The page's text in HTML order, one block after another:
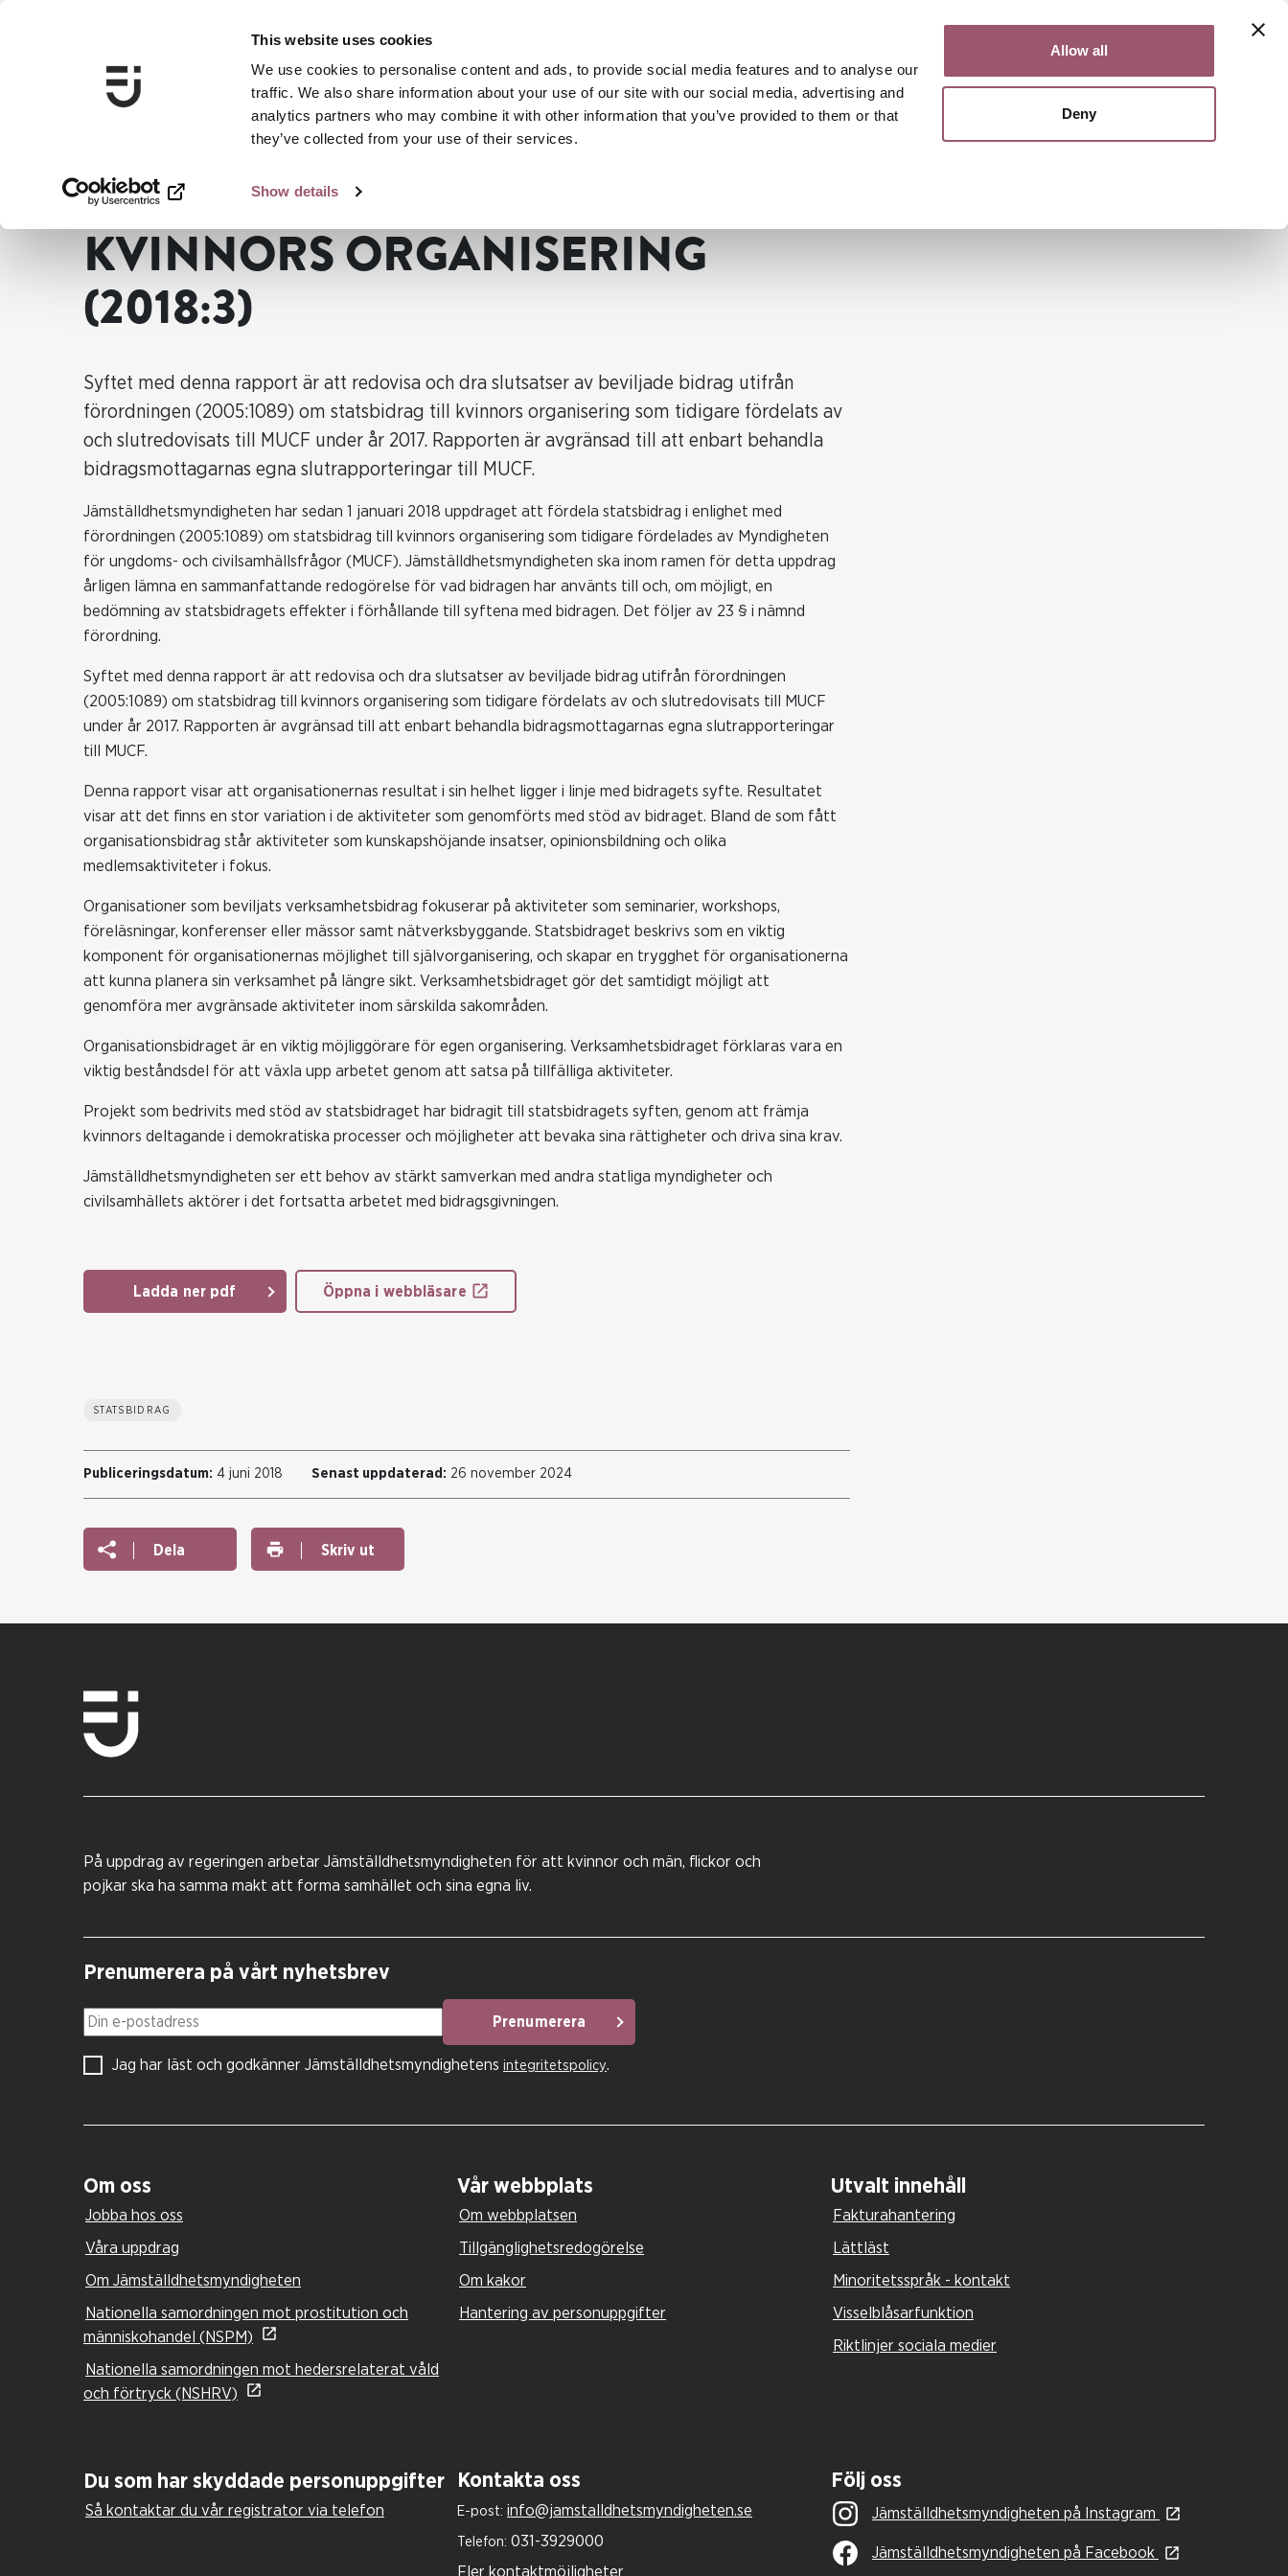
This website uses cookies
We use cookies to personalise content and ads, to provide social media features and to analyse our
traffic. We also share information about your use of our site with our social media, advertising and
analytics partners who may combine it with other information that you’ve provided to them or that
they’ve collected from your use of their services.
Show details
Allow all
DenySök
... Publikationer Kvinnors organisering (2018:3)
KVINNORS ORGANISERING
(2018:3)
Syftet med denna rapport är att redovisa och dra slutsatser av beviljade bidrag utifrån
förordningen (2005:1089) om statsbidrag till kvinnors organisering som tidigare fördelats av
och slutredovisats till MUCF under år 2017. Rapporten är avgränsad till att enbart behandla
bidragsmottagarnas egna slutrapporteringar till MUCF.
Jämställdhetsmyndigheten har sedan 1 januari 2018 uppdraget att fördela statsbidrag i enlighet med
förordningen (2005:1089) om statsbidrag till kvinnors organisering som tidigare fördelades av Myndigheten
för ungdoms- och civilsamhällsfrågor (MUCF). Jämställdhetsmyndigheten ska inom ramen för detta uppdrag
årligen lämna en sammanfattande redogörelse för vad bidragen har använts till och, om möjligt, en
bedömning av statsbidragets effekter i förhållande till syftena med bidragen. Det följer av 23 § i nämnd
förordning.
Syftet med denna rapport är att redovisa och dra slutsatser av beviljade bidrag utifrån förordningen
(2005:1089) om statsbidrag till kvinnors organisering som tidigare fördelats av och slutredovisats till MUCF
under år 2017. Rapporten är avgränsad till att enbart behandla bidragsmottagarnas egna slutrapporteringar
till MUCF.
Denna rapport visar att organisationernas resultat i sin helhet ligger i linje med bidragets syfte. Resultatet
visar att det finns en stor variation i de aktiviteter som genomförts med stöd av bidraget. Bland de som fått
organisationsbidrag står aktiviteter som kunskapshöjande insatser, opinionsbildning och olika
medlemsaktiviteter i fokus.
Organisationer som beviljats verksamhetsbidrag fokuserar på aktiviteter som seminarier, workshops,
föreläsningar, konferenser eller mässor samt nätverksbyggande. Statsbidraget beskrivs som en viktig
komponent för organisationernas möjlighet till självorganisering, och skapar en trygghet för organisationerna
att kunna planera sin verksamhet på längre sikt. Verksamhetsbidraget gör det samtidigt möjligt att
genomföra mer avgränsade aktiviteter inom särskilda sakområden.
Organisationsbidraget är en viktig möjliggörare för egen organisering. Verksamhetsbidraget förklaras vara en
viktig beståndsdel för att växla upp arbetet genom att satsa på tillfälliga aktiviteter.
Projekt som bedrivits med stöd av statsbidraget har bidragit till statsbidragets syften, genom att främja
kvinnors deltagande i demokratiska processer och möjligheter att bevaka sina rättigheter och driva sina krav.
Jämställdhetsmyndigheten ser ett behov av stärkt samverkan med andra statliga myndigheter och
civilsamhällets aktörer i det fortsatta arbetet med bidragsgivningen.
Ladda ner pdf Öppna i webbläsare
STATSBIDRAG
Publiceringsdatum: 4 juni 2018 Senast uppdaterad: 26 november 2024
Dela Skriv ut
På uppdrag av regeringen arbetar Jämställdhetsmyndigheten för att kvinnor och män, flickor och
pojkar ska ha samma makt att forma samhället och sina egna liv.
Prenumerera på vårt nyhetsbrev
Din e-postadress Prenumerera
Jag har läst och godkänner Jämställdhetsmyndighetens integritetspolicy.
Om oss
Jobba hos oss
Våra uppdrag
Om Jämställdhetsmyndigheten
Nationella samordningen mot prostitution och
människohandel (NSPM)
Nationella samordningen mot hedersrelaterat våld
och förtryck (NSHRV)
Vår webbplats
Om webbplatsen
Tillgänglighetsredogörelse
Om kakor
Hantering av personuppgifter
Utvalt innehåll
Fakturahantering
Lättläst
Minoritetsspråk - kontakt
Visselblåsarfunktion
Riktlinjer sociala medier
Du som har skyddade personuppgifter
Så kontaktar du vår registrator via telefon
Kontakta oss
E-post: info@jamstalldhetsmyndigheten.se
Telefon: 031-3929000
Fler kontaktmöjligheter
Följ oss
Jämställdhetsmyndigheten på Instagram
Jämställdhetsmyndigheten på Facebook